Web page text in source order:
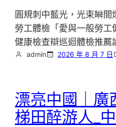
圓規刺中藍光，光束瞬
勞工體檢「愛與一般勞工
健康檢查辯巡迴體檢推薦
admin 2026 年 8 月 7 日
漂亮中國｜廣
梯田醉游人_